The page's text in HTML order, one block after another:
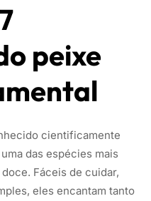
peixe
cientificamente
das espécies mais
Fáceis de cuidar,
eles encantam tanto